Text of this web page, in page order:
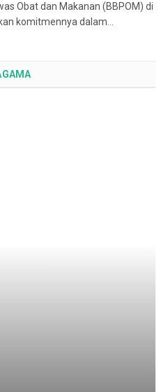
Obat dan Makanan (BBPOM) di
komitmennya dalam…